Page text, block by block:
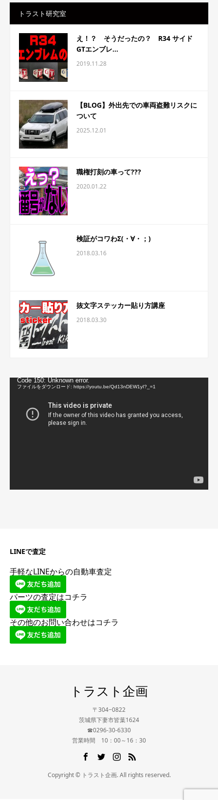
トラスト研究室
え！？ そうだったの？ R34 サイド
GTエンブレ...
2019.11.28
【BLOG】外出先での車両盗難リスクに
ついて
2025.12.01
職権打刻の車って???
2020.01.22
検証がコワわΣ(・∀・；)
2018.03.16
抜文字ステッカー貼り方講座
2018.03.30
動Code 150: Unknown error.
ファイルをダウンロード: https://youtu.be/Qd13nDEW1yI?_=1
LINEで査定
手軽なLINEからの自動車査定
パーツの査定はコチラ
その他のお問い合わせはコチラ
トラスト企画
〒304−0822
茨城県下妻市皆葉1624
☎0296-30-6330
営業時間 10：00～16：30
Copyright © トラスト企画. All rights reserved.